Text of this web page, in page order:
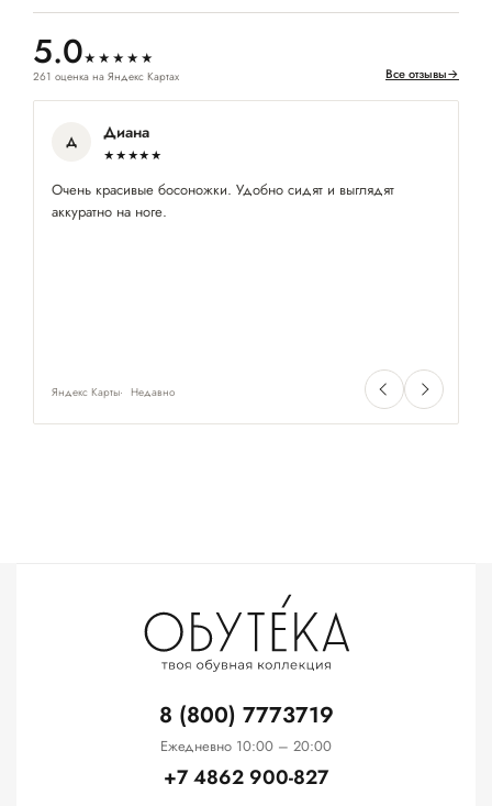
5.0★★★★★
261 оценка на Яндекс Картах Все отзывы→
Д Диана
★★★★★
Очень красивые босоножки. Удобно сидят и выглядят
аккуратно на ноге.
Яндекс Карты Недавно
8 (800) 7773719
Ежедневно 10:00 – 20:00
+7 4862 900-827